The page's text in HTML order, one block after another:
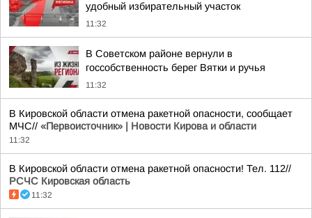
удобный избирательный участок
11:32
В Советском районе вернули в
госсобственность берег Вятки и ручья
11:32
В Кировской области отмена ракетной опасности, сообщает
МЧС// «Первоисточник» | Новости Кирова и области
11:32
В Кировской области отмена ракетной опасности! Тел. 112//
РСЧС Кировская область
11:32